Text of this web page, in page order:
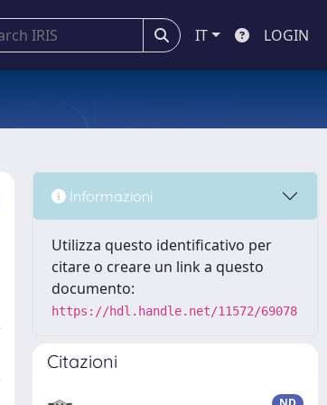
IT LOGIN
Informazioni
Utilizza questo identificativo per
citare o creare un link a questo
documento:
https://hdl.handle.net/11572/69078
Citazioni